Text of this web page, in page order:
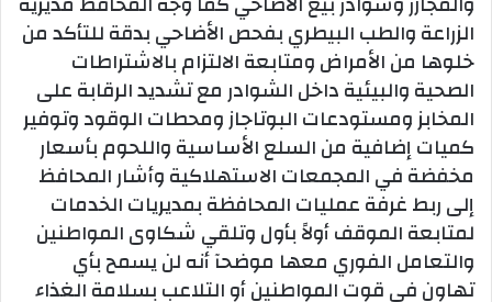
الزراعة والطب البيطري بفحص الأضاحي بدقة للتأكد من
خلوها من الأمراض ومتابعة الالتزام بالاشتراطات
الصحية والبيئية داخل الشوادر مع تشديد الرقابة على
المخابز ومستودعات البوتاجاز ومحطات الوقود وتوفير
كميات إضافية من السلع الأساسية واللحوم بأسعار
مخفضة في المجمعات الاستهلاكية وأشار المحافظ
إلى ربط غرفة عمليات المحافظة بمديريات الخدمات
لمتابعة الموقف أولاً بأول وتلقي شكاوى المواطنين
والتعامل الفوري معها موضحآ أنه لن يسمح بأي
تهاون في قوت المواطنين أو التلاعب بسلامة الغذاء